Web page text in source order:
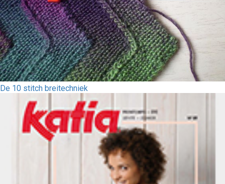
De 10 stitch breitechniek